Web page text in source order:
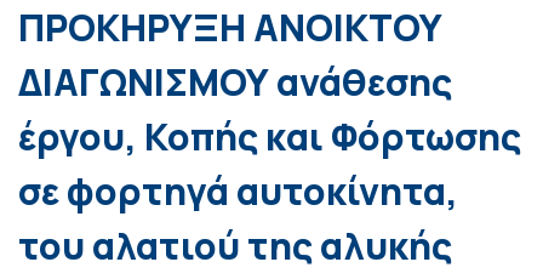
ΠΡΟΚΗΡΥΞΗ ΑΝΟΙΚΤΟΥ
ΔΙΑΓΩΝΙΣΜΟΥ ανάθεσης
έργου, Κοπής και Φόρτωσης
σε φορτηγά αυτοκίνητα,
του αλατιού της αλυκής